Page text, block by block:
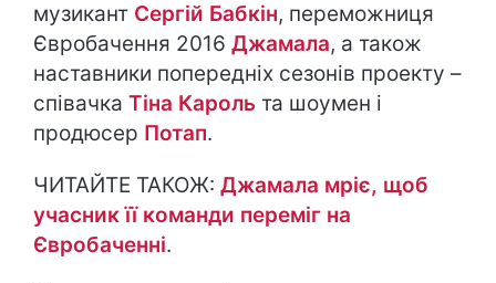
музикант Сергій Бабкін, переможниця
Євробачення 2016 Джамала, а також
наставники попередніх сезонів проекту –
співачка Тіна Кароль та шоумен і
продюсер Потап.
ЧИТАЙТЕ ТАКОЖ: Джамала мріє, щоб
учасник її команди переміг на
Євробаченні.